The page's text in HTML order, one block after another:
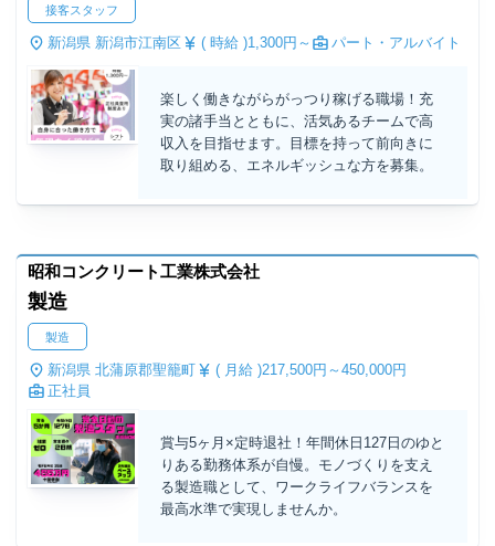
接客スタッフ
新潟県 新潟市江南区 ( 時給 )1,300円～ パート・アルバイト
楽しく働きながらがっつり稼げる職場！充
実の諸手当とともに、活気あるチームで高
収入を目指せます。目標を持って前向きに
取り組める、エネルギッシュな方を募集。
昭和コンクリート工業株式会社
製造
製造
新潟県 北蒲原郡聖籠町 ( 月給 )217,500円～ 450,000円
正社員
賞与5ヶ月×定時退社！年間休日127日のゆと
りある勤務体系が自慢。モノづくりを支え
る製造職として、ワークライフバランスを
最高水準で実現しませんか。